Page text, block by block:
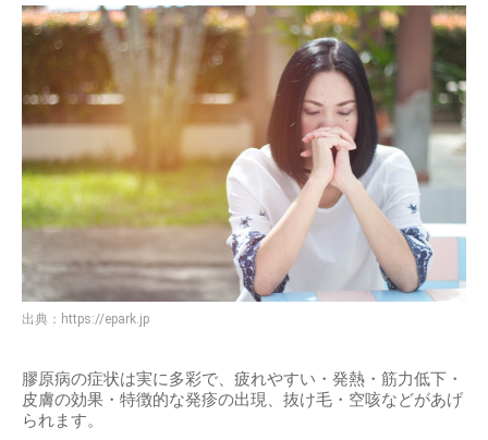
出典： https://epark.jp
膠原病の症状は実に多彩で、疲れやすい・発熱・筋力低下・
皮膚の効果・特徴的な発疹の出現、抜け毛・空咳などがあげ
られます。